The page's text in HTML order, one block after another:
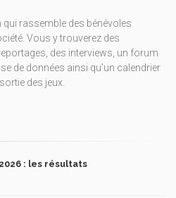
rassemble des bénévoles
Vous y trouverez des
des interviews, un forum
de données ainsi qu’un calendrier
des jeux.
: les résultats